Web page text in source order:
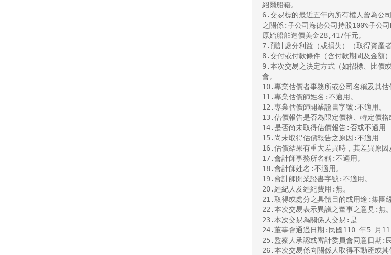
紹爾船籍。
6.交易標的最近五年內所有權人曾為公
之關係:子公司海德公司持股100%子
原始船舶造價美金28,417仟元。
7.預計處分利益（或損失）（取得資產
8.交付或付款條件（含付款期間及金額
9.本次交易之決定方式（如招標、比價
會。
10.專業估價者事務所或公司名稱及
11.專業估價師姓名:不適用。
12.專業估價師開業證書字號:不適用。
13.估價報告是否為限定價格、特定價
14.是否尚未取得估價報告:否或不適用
15.尚未取得估價報告之原因:不適用
16.估價結果有重大差異時，其差異原因
17.會計師事務所名稱:不適用。
18.會計師姓名:不適用。
19.會計師開業證書字號:不適用。
20.經紀人及經紀費用:無。
21.取得或處分之具體目的或用途:集團
22.本次交易表示異議之董事之意見:無。
23.本次交易為關係人交易:是
24.董事會通過日期:民國110 年5 月
25.監察人承認或審計委員會同意日期
26.本次交易係向關係人取得不動產或